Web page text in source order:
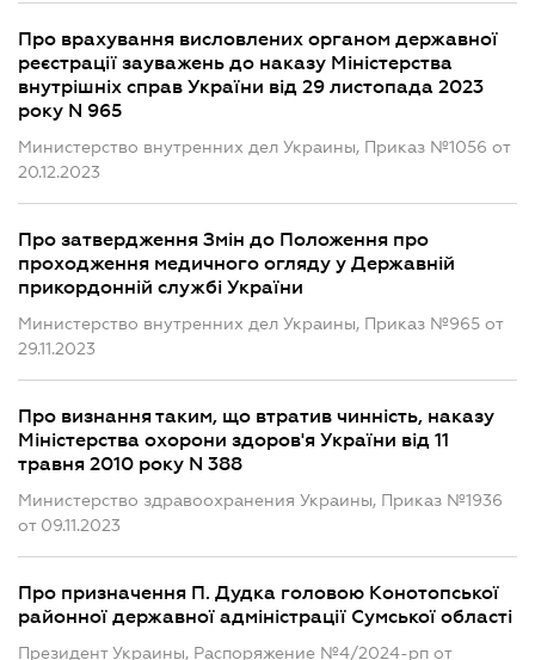
Про врахування висловлених органом державної
реєстрації зауважень до наказу Міністерства
внутрішніх справ України від 29 листопада 2023
року N 965
Министерство внутренних дел Украины, Приказ №1056 от
20.12.2023
Про затвердження Змін до Положення про
проходження медичного огляду у Державній
прикордонній службі України
Министерство внутренних дел Украины, Приказ №965 от
29.11.2023
Про визнання таким, що втратив чинність, наказу
Міністерства охорони здоров'я України від 11
травня 2010 року N 388
Министерство здравоохранения Украины, Приказ №1936
от 09.11.2023
Про призначення П. Дудка головою Конотопської
районної державної адміністрації Сумської області
Президент Украины, Распоряжение №4/2024-рп от